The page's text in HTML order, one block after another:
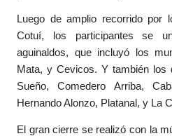
Luego de amplio recorrido por
Cotuí, los participantes se
aguinaldos, que incluyó los
Mata, y Cevicos. Y también los
Sueño, Comedero Arriba,
Hernando Alonzo, Platanal, y La
El gran cierre se realizó con la